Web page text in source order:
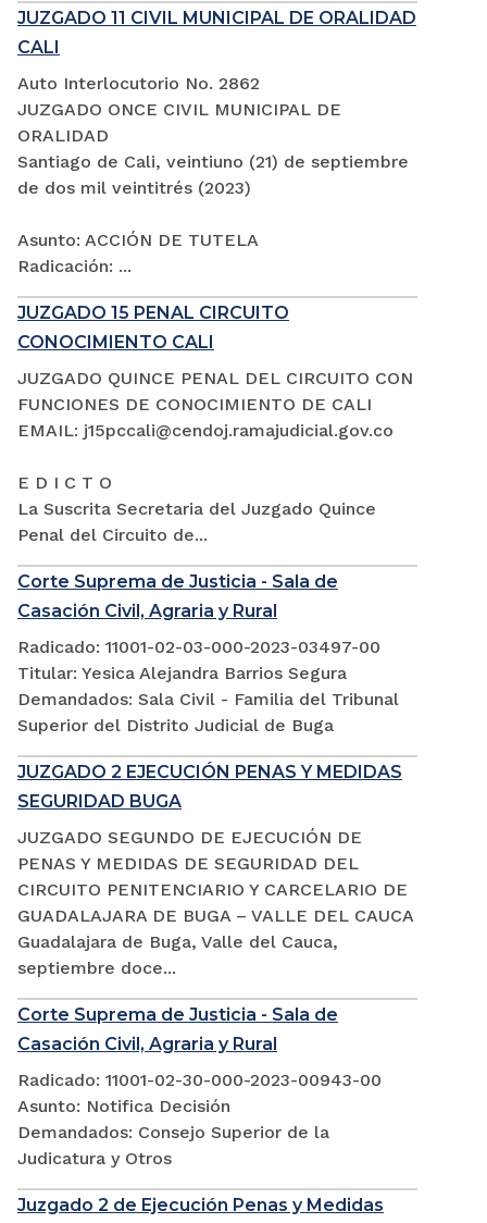
JUZGADO 11 CIVIL MUNICIPAL DE ORALIDAD
CALI
Auto Interlocutorio No. 2862
JUZGADO ONCE CIVIL MUNICIPAL DE
ORALIDAD
Santiago de Cali, veintiuno (21) de septiembre
de dos mil veintitrés (2023)
Asunto: ACCIÓN DE TUTELA
Radicación: ...
JUZGADO 15 PENAL CIRCUITO
CONOCIMIENTO CALI
JUZGADO QUINCE PENAL DEL CIRCUITO CON
FUNCIONES DE CONOCIMIENTO DE CALI
EMAIL: j15pccali@cendoj.ramajudicial.gov.co
E D I C T O
La Suscrita Secretaria del Juzgado Quince
Penal del Circuito de...
Corte Suprema de Justicia - Sala de
Casación Civil, Agraria y Rural
Radicado: 11001-02-03-000-2023-03497-00
Titular: Yesica Alejandra Barrios Segura
Demandados: Sala Civil - Familia del Tribunal
Superior del Distrito Judicial de Buga
JUZGADO 2 EJECUCIÓN PENAS Y MEDIDAS
SEGURIDAD BUGA
JUZGADO SEGUNDO DE EJECUCIÓN DE
PENAS Y MEDIDAS DE SEGURIDAD DEL
CIRCUITO PENITENCIARIO Y CARCELARIO DE
GUADALAJARA DE BUGA – VALLE DEL CAUCA
Guadalajara de Buga, Valle del Cauca,
septiembre doce...
Corte Suprema de Justicia - Sala de
Casación Civil, Agraria y Rural
Radicado: 11001-02-30-000-2023-00943-00
Asunto: Notifica Decisión
Demandados: Consejo Superior de la
Judicatura y Otros
Juzgado 2 de Ejecución Penas y Medidas